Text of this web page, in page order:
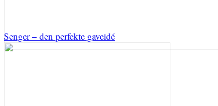
Senger – den perfekte gaveidé